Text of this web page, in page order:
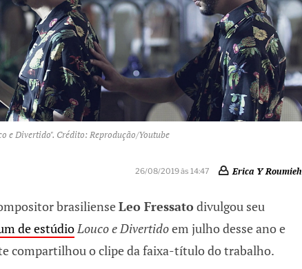
e Divertido". Crédito: Reprodução/Youtube
26/08/2019 às 14:47 Erica Y Roumieh
brasilienseLeo Fressato divulgou seu
de estúdioLouco e Divertidoem julho desse ano e
compartilhou o clipe da faixa-título do trabalho.